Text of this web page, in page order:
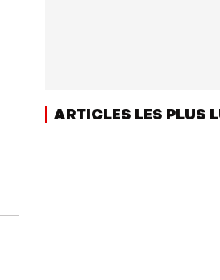
ARTICLES LES PLUS